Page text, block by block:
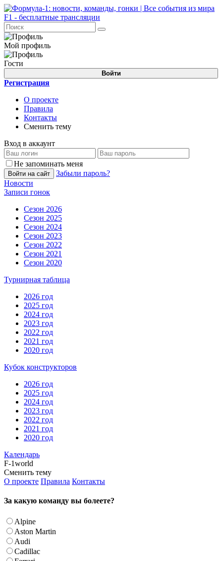
Мой профиль
Гости
Войти
Регистрация
О проекте
Правила
Контакты
Сменить тему
Вход в аккаунт
Не запоминать меня
Войти на сайт
Забыли пароль?
Новости
Записи гонок
Сезон 2026
Сезон 2025
Сезон 2024
Сезон 2023
Сезон 2022
Сезон 2021
Сезон 2020
Турнирная таблица
2026 год
2025 год
2024 год
2023 год
2022 год
2021 год
2020 год
Кубок конструкторов
2026 год
2025 год
2024 год
2023 год
2022 год
2021 год
2020 год
Календарь
F-1world
Сменить тему
О проекте Правила Контакты
За какую команду вы болеете?
Alpine
Aston Martin
Audi
Cadillac